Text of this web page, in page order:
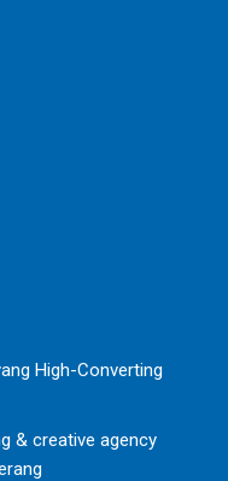
High-Converting
& creative agency